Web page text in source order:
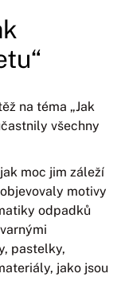
na téma „Jak
všechny
moc jim záleží
motivy
odpadků
pastelky,
jako jsou